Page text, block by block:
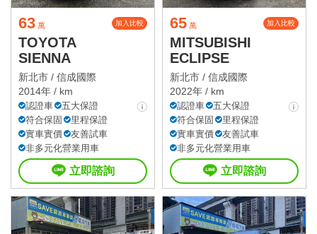
63 萬 加入比較
TOYOTA
SIENNA
新北市 / 信成國際
2014年 / km
認證車
五大保證
符合保固
里程保證
實車實價
友善試車
非多元化營業用車
立即諮詢
65 萬 加入比較
MITSUBISHI
ECLIPSE
新北市 / 信成國際
2022年 / km
認證車
五大保證
符合保固
里程保證
實車實價
友善試車
非多元化營業用車
立即諮詢